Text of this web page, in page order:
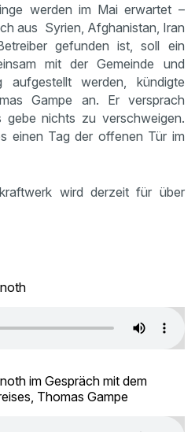
werden im Mai erwartet –
aus Syrien, Afghanistan, Iran
gefunden ist, soll ein
mit der Gemeinde und
aufgestellt werden, kündigte
Gampe an. Er versprach
gebe nichts zu verschweigen.
einen Tag der offenen Tür im
wird derzeit für über
im Gespräch mit dem
Thomas Gampe